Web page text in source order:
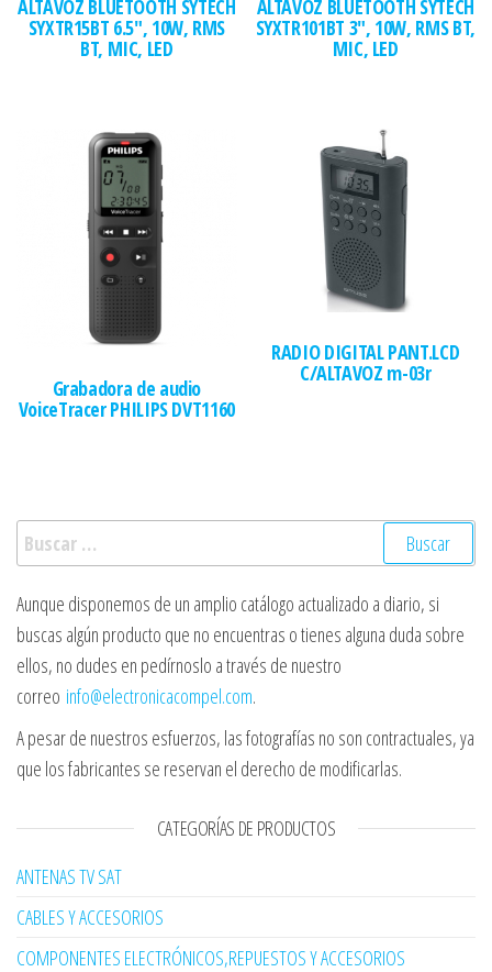
ALTAVOZ BLUETOOTH SYTECH
SYXTR15BT 6.5″, 10W, RMS
BT, MIC, LED
ALTAVOZ BLUETOOTH SYTECH
SYXTR101BT 3″, 10W, RMS BT,
MIC, LED
Grabadora de audio
VoiceTracer PHILIPS DVT1160
RADIO DIGITAL PANT.LCD
C/ALTAVOZ m-03r
Buscar:
Aunque disponemos de un amplio catálogo actualizado a diario, si
buscas algún producto que no encuentras o tienes alguna duda sobre
ellos, no dudes en pedírnoslo a través de nuestro
correo info@electronicacompel.com.
A pesar de nuestros esfuerzos, las fotografías no son contractuales, ya
que los fabricantes se reservan el derecho de modificarlas.
CATEGORÍAS DE PRODUCTOS
ANTENAS TV SAT
CABLES Y ACCESORIOS
COMPONENTES ELECTRÓNICOS,REPUESTOS Y ACCESORIOS